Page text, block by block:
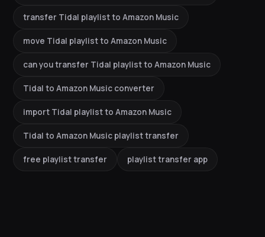
transfer Tidal playlist to Amazon Music
move Tidal playlist to Amazon Music
can you transfer Tidal playlist to Amazon Music
Tidal to Amazon Music converter
import Tidal playlist to Amazon Music
Tidal to Amazon Music playlist transfer
free playlist transfer playlist transfer app